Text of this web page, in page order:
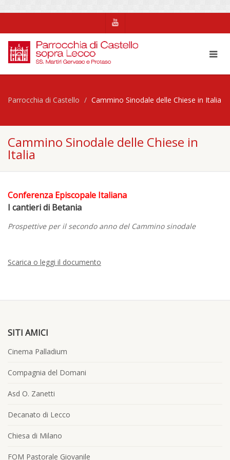
Parrocchia di Castello Cammino Sinodale delle Chiese in Italia
Cammino Sinodale delle Chiese in
Italia
Conferenza Episcopale Italiana
I cantieri di Betania
Prospettive per il secondo anno del Cammino sinodale
Scarica o leggi il documento
SITI AMICI
Cinema Palladium
Compagnia del Domani
Asd O. Zanetti
Decanato di Lecco
Chiesa di Milano
FOM Pastorale Giovanile